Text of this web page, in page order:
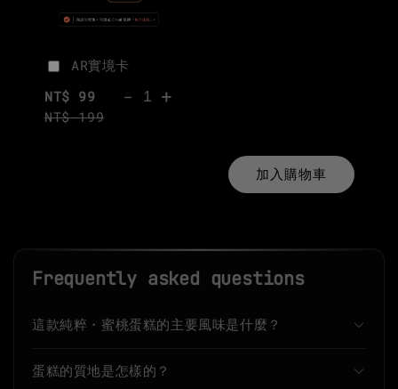
AR實境卡
NT$ 99
NT$ 199
- +
加入購物車
Frequently asked questions
這款純粹・蜜桃蛋糕的主要風味是什麼？
蛋糕的質地是怎樣的？